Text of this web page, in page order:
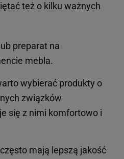
też o kilku ważnych
preparat na
mebla.
wybierać produkty o
związków
się z nimi komfortowo i
mają lepszą jakość